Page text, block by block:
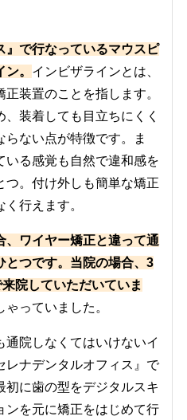
』で行なっているマウスピ
。 インビザラインとは、
装置のことを指します。
装着しても目立ちにくく
ない点が特徴です。ま
いる感覚も自然で違和感を
。付け外しも簡単な矯正
行えます。
、ワイヤー矯正と違って通
とつです。当院の場合、3
院していただいていま
っていました。
院しなくてはいけないイ
レナデンタルオフィス』で
初に歯の型をデジタルスキ
ンを元に矯正をはじめて行